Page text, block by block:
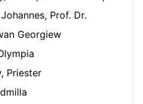
Prof. Dr.
Georgiew
Priester